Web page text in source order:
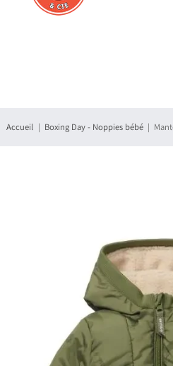
Accueil Boxing Day - Noppies bébé